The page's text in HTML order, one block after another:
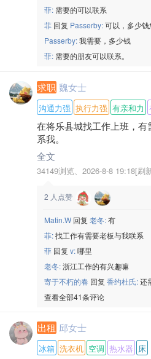
菲: 需要的可以联系
菲 回复 Passerby:可以，多少
Passerby:我需要，多少钱
菲: 需要的朋友可以联系。
求职 魏女士
沟通力强 执行力强 有亲和力
在将乐县城找工作上班，
系我。
全文
34149浏览、 2026-8-8 19:18[刷
2 人点赞
Matin.W 回复 老冬:有
菲:找工作有需要老板与我联系
菲 回复 v:哪里
老冬:浙江工作的有兴趣嘛
寄于不朽的春 回复 香约杜氏:还
查看全部41条评论
出租 邱女士
冰箱 洗衣机 空调 热水器 床